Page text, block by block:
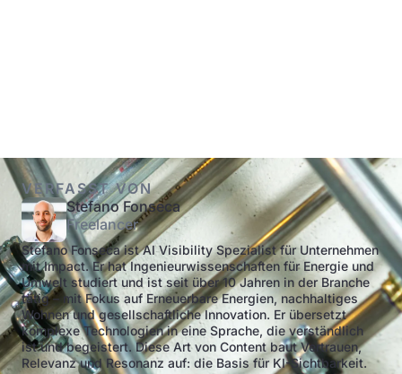
VERFASST VON
Stefano Fonseca
Freelancer
Stefano Fonseca ist AI Visibility Spezialist für Unternehmen
mit Impact. Er hat Ingenieurwissenschaften für Energie und
Umwelt studiert und ist seit über 10 Jahren in der Branche
tätig – mit Fokus auf Erneuerbare Energien, nachhaltiges
Wohnen und gesellschaftliche Innovation. Er übersetzt
komplexe Technologien in eine Sprache, die verständlich
ist und begeistert. Diese Art von Content baut Vertrauen,
Relevanz und Resonanz auf: die Basis für KI-Sichtbarkeit.